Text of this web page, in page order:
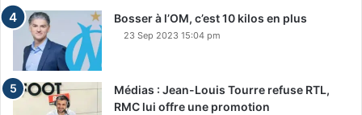
Bosser à l’OM, c’est 10 kilos en plus
23 Sep 2023 15:04 pm
Médias : Jean-Louis Tourre refuse RTL,
RMC lui offre une promotion